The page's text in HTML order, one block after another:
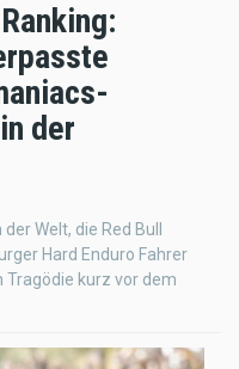
der
Welt, die Red Bull
Hard Enduro Fahrer
Tragödie kurz vor dem